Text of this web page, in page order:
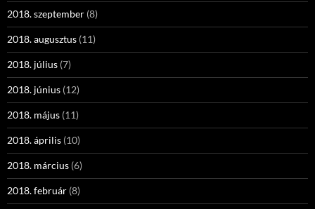
2018. szeptember (8)
2018. augusztus (11)
2018. július (7)
2018. június (12)
2018. május (11)
2018. április (10)
2018. március (6)
2018. február (8)